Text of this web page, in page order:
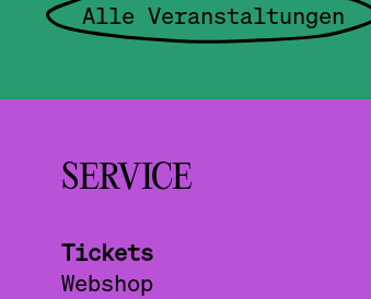
Alle Veranstaltungen
SERVICE
Tickets
Webshop